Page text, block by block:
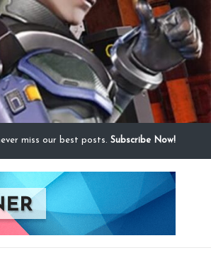
miss our best posts. Subscribe Now!